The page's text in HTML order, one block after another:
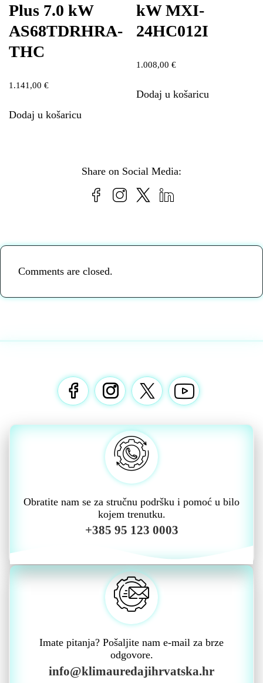
Plus 7.0 kW
AS68TDRHRA-
THC
1.141,00 €
Dodaj u košaricu
kW MXI-
24HC012I
1.008,00€
Dodaj u košaricu
Share on Social Media:
Comments are closed.
Obratite nam se za stručnu podršku i pomoć u bilo
kojem trenutku.
+385 95 123 0003
Imate pitanja? Pošaljite nam e-mail za brze
odgovore.
info@klimauredajihrvatska.hr